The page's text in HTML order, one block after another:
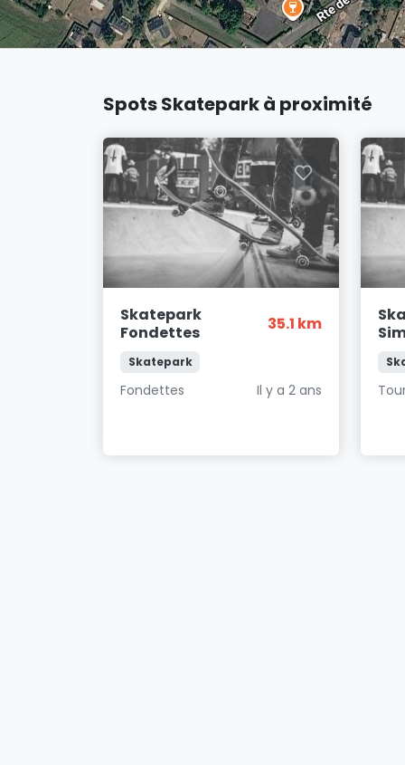
Spots Skatepark à proximité
Skatepark
Fondettes
35.1 km
Skatepark
Fondettes Il y a 2 ans